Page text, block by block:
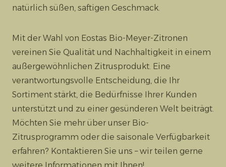
natürlich süßen, saftigen Geschmack.
Mit der Wahl von Eostas Bio-Meyer-Zitronen
vereinen Sie Qualität und Nachhaltigkeit in einem
außergewöhnlichen Zitrusprodukt. Eine
verantwortungsvolle Entscheidung, die Ihr
Sortiment stärkt, die Bedürfnisse Ihrer Kunden
unterstützt und zu einer gesünderen Welt beiträgt.
Möchten Sie mehr über unser Bio-
Zitrusprogramm oder die saisonale Verfügbarkeit
erfahren? Kontaktieren Sie uns – wir teilen gerne